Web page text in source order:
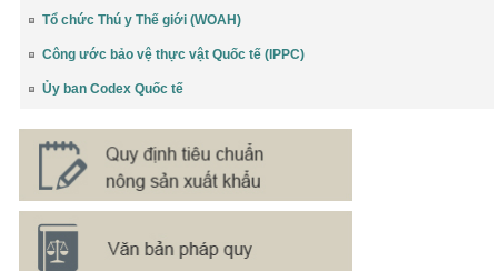
Tổ chức Thú y Thế giới (WOAH)
Công ước bảo vệ thực vật Quốc tế (IPPC)
Ủy ban Codex Quốc tế